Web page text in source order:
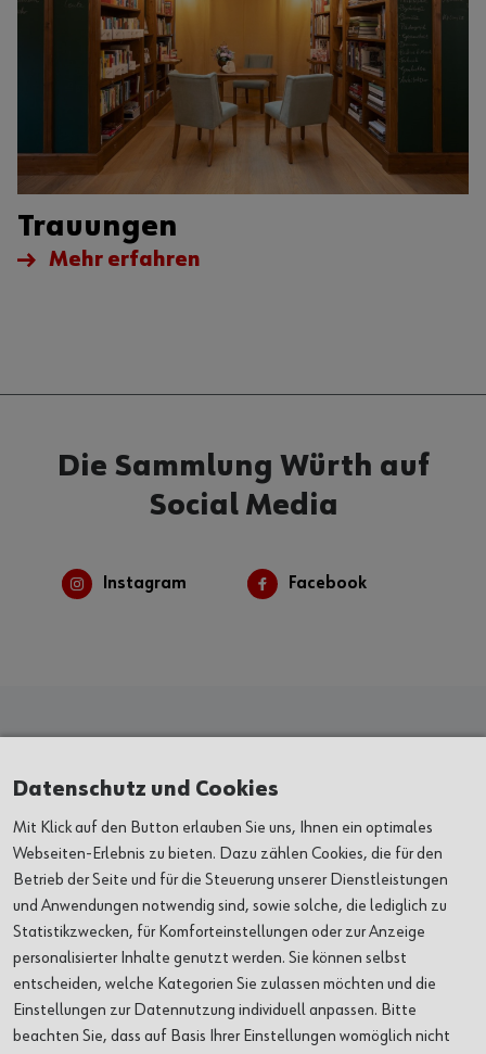
Trauungen
Mehr erfahren
Die Sammlung Würth auf
Social Media
Instagram Facebook
AUSSTELLUNGEN
VERANSTALTUNGEN
ORTE
ÜBER UNS
Datenschutz und Cookies
Mit Klick auf den Button erlauben Sie uns, Ihnen ein optimales
Webseiten-Erlebnis zu bieten. Dazu zählen Cookies, die für den
Betrieb der Seite und für die Steuerung unserer Dienstleistungen
und Anwendungen notwendig sind, sowie solche, die lediglich zu
Statistikzwecken, für Komforteinstellungen oder zur Anzeige
personalisierter Inhalte genutzt werden. Sie können selbst
entscheiden, welche Kategorien Sie zulassen möchten und die
Einstellungen zur Datennutzung individuell anpassen. Bitte
beachten Sie, dass auf Basis Ihrer Einstellungen womöglich nicht